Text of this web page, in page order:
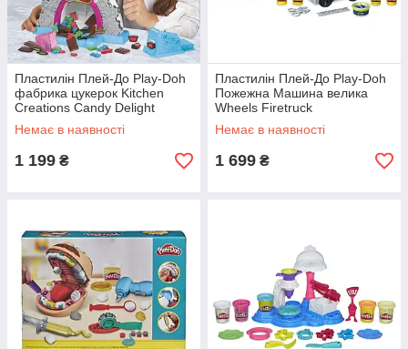
Пластилін Плей-До Play-Doh
фабрика цукерок Kitchen
Creations Candy Delight
Немає в наявності
1 199 ₴
Пластилін Плей-До Play-Doh
Пожежна Машина велика
Wheels Firetruck
Немає в наявності
1 699 ₴